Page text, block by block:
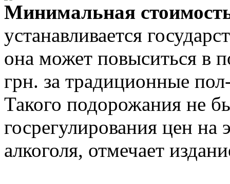
Минимальная
устанавливается
она может повыситься в
грн. за традиционные
Такого подорожания не
госрегулирования цен
алкоголя, отмечает